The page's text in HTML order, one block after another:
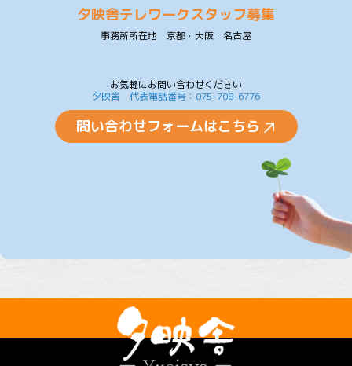
夕映舎テレワークスタッフ募集
事務所所在地 京都・大阪・名古屋
お気軽にお問い合わせください
夕映舎 代表電話番号：075-708-6776
問い合わせフォームはこちら